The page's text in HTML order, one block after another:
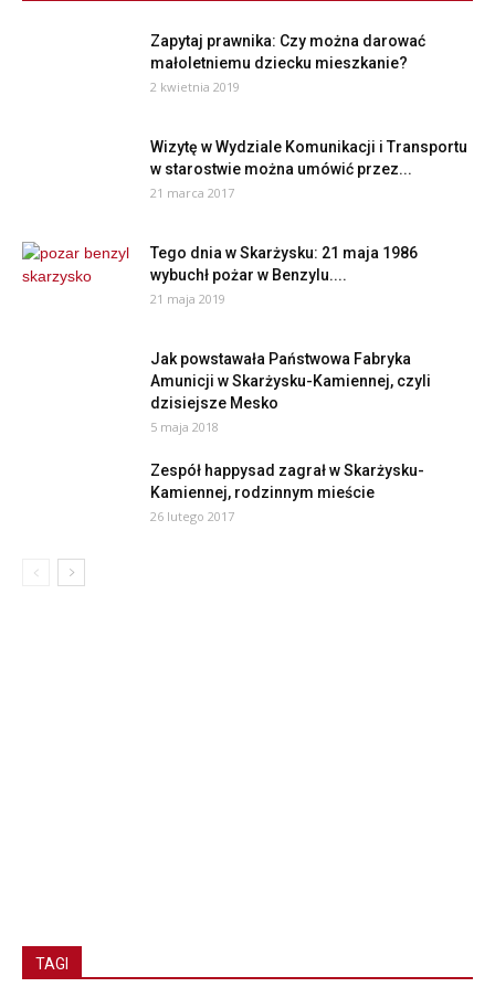
Zapytaj prawnika: Czy można darować
małoletniemu dziecku mieszkanie?
2 kwietnia 2019
Wizytę w Wydziale Komunikacji i Transportu
w starostwie można umówić przez...
21 marca 2017
Tego dnia w Skarżysku: 21 maja 1986
wybuchł pożar w Benzylu....
21 maja 2019
Jak powstawała Państwowa Fabryka
Amunicji w Skarżysku-Kamiennej, czyli
dzisiejsze Mesko
5 maja 2018
Zespół happysad zagrał w Skarżysku-
Kamiennej, rodzinnym mieście
26 lutego 2017
TAGI